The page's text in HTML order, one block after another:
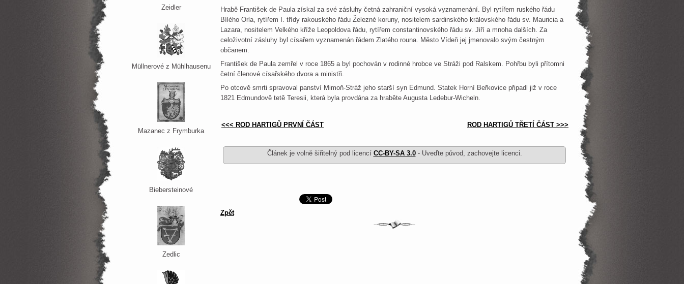
Hrabě František de Paula získal za své zásluhy četná zahraniční vysoká vyznamenání. Byl rytířem ruského řádu
Bílého Orla, rytířem I. třídy rakouského řádu Železné koruny, nositelem sardinského královského řádu sv. Mauricia a
Lazara, nositelem Velkého kříže Leopoldova řádu, rytířem constantinovského řádu sv. Jiří a mnoha dalších. Za
celoživotní zásluhy byl císařem vyznamenán řádem Zlatého rouna. Město Vídeň jej jmenovalo svým čestným
občanem.
František de Paula zemřel v roce 1865 a byl pochován v rodinné hrobce ve Stráži pod Ralskem. Pohřbu byli přítomni
četní členové císařského dvora a ministři.
Po otcově smrti spravoval panství Mimoň-Stráž jeho starší syn Edmund. Statek Horní Beřkovice připadl již v roce
1821 Edmundově tetě Teresii, která byla provdána za hraběte Augusta Ledebur-Wicheln.
<<< ROD HARTIGŮ PRVNÍ ČÁST ROD HARTIGŮ TŘETÍ ČÁST >>>
Článek je volně šiřitelný pod licencí CC-BY-SA 3.0- Uveďte původ, zachovejte licenci.
Zpět
Zeidler
Müllnerové z Mühlhausenu
Mazanec z Frymburka
Biebersteinové
Zedlic